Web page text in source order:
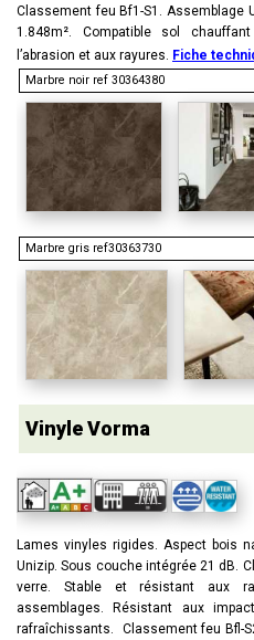
Classement feu Bf1-S1. Assemblage
1.848m². Compatible sol
l’abrasion et aux rayures. Fiche
Marbre noir ref 30364380
Marbre gris ref30363730
Vinyle Vorma
Lames vinyles rigides. Aspect bois
Unizip. Sous couche intégrée 21 dB.
verre. Stable et résistant aux
assemblages. Résistant aux
rafraîchissants. Classement feu Bfl-